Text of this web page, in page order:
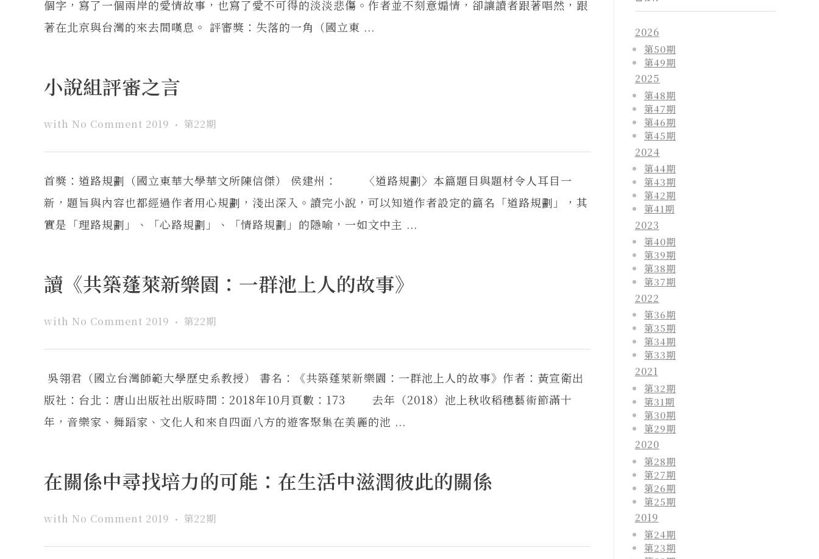
個字，寫了一個兩岸的愛情故事，也寫了愛不可得的淡淡悲傷。作者並不刻意煽情，卻讓讀者跟著唱然，跟
著在北京與台灣的來去間嘆息。 評審獎：失落的一角（國立東 ...
小說組評審之言
with No Comment 2019 第22期
首獎：道路規劃（國立東華大學華文所陳信傑） 侯建州： 〈道路規劃〉本篇題目與題材令人耳目一
新，題旨與內容也都經過作者用心規劃，淺出深入。讀完小說，可以知道作者設定的篇名「道路規劃」，其
實是「理路規劃」、「心路規劃」、「情路規劃」的隱喻，一如文中主 ...
讀《共築蓬萊新樂園：一群池上人的故事》
with No Comment 2019 第22期
吳翎君（國立台灣師範大學歷史系教授） 書名：《共築蓬萊新樂園：一群池上人的故事》作者：黃宣衛出
版社：台北：唐山出版社出版時間：2018年10月頁數：173 去年（2018）池上秋收稻穗藝術節滿十
年，音樂家、舞蹈家、文化人和來自四面八方的遊客聚集在美麗的池 ...
在關係中尋找培力的可能：在生活中滋潤彼此的關係
with No Comment 2019 第22期
2026
第50期
第49期
2025
第48期
第47期
第46期
第45期
2024
第44期
第43期
第42期
第41期
2023
第40期
第39期
第38期
第37期
2022
第36期
第35期
第34期
第33期
2021
第32期
第31期
第30期
第29期
2020
第28期
第27期
第26期
第25期
2019
第24期
第23期